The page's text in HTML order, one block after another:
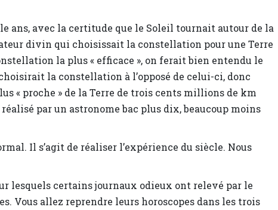
ans, avec la certitude que le Soleil tournait autour de la
divin qui choisissait la constellation pour une Terre
la plus « efficace », on ferait bien entendu le
la constellation à l’opposé de celui-ci, donc
« proche » de la Terre de trois cents millions de km
par un astronome bac plus dix, beaucoup moins
Il s’agit de réaliser l’expérience du siècle. Nous
lesquels certains journaux odieux ont relevé par le
Vous allez reprendre leurs horoscopes dans les trois